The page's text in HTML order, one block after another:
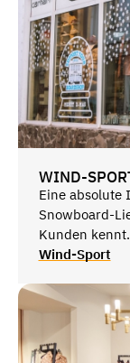
WIND-
Eine absolute
Snowboard-
Kunden
, Schuhe,
von
kommt man
Auf zwei
Wind-Sport